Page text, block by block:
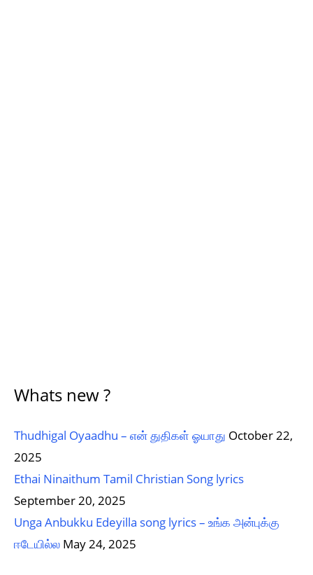
Whats new ?
Thudhigal Oyaadhu – என் துதிகள் ஓயாது October 22,
2025
Ethai Ninaithum Tamil Christian Song lyrics
September 20, 2025
Unga Anbukku Edeyilla song lyrics – உங்க அன்புக்கு
ஈடேயில்ல May 24, 2025